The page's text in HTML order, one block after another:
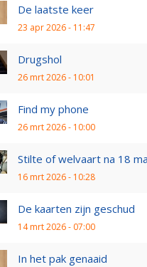
De laatste keer
23 apr 2026 - 11:47
Drugshol
26 mrt 2026 - 10:01
Find my phone
26 mrt 2026 - 10:00
Stilte of welvaart na 18
16 mrt 2026 - 10:28
De kaarten zijn geschud
14 mrt 2026 - 07:00
In het pak genaaid